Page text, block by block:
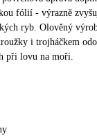
fólií - výrazně
ryb. Olověný
i trojháčkem
při lovu na moři.